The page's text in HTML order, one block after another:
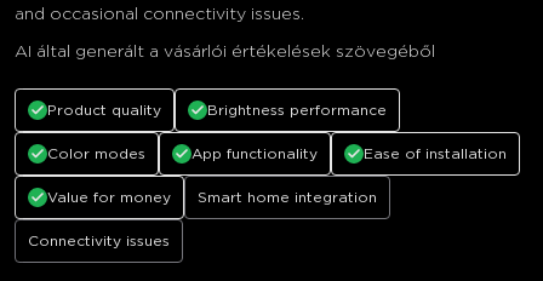
and occasional connectivity issues.
AI által generált a vásárlói értékelések szövegéből
Product quality Brightness performance
Color modes App functionality Ease of installation
Value for money Smart home integration
Connectivity issues